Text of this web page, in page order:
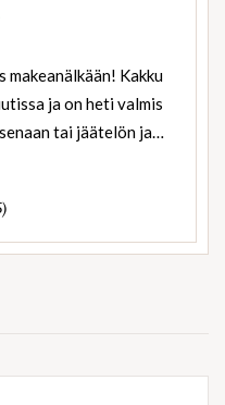
makeanälkään! Kakku
ja on heti valmis
tai jäätelön ja…